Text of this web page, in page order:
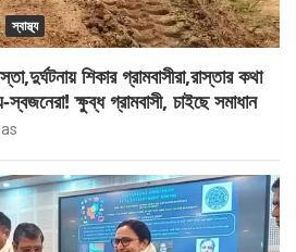
স্বাস্থ্য
শিকার গ্রামবাসীরা,রাস্তার কথা
ক্ষুব্ধ গ্রামবাসী, চাইছে সমাধান